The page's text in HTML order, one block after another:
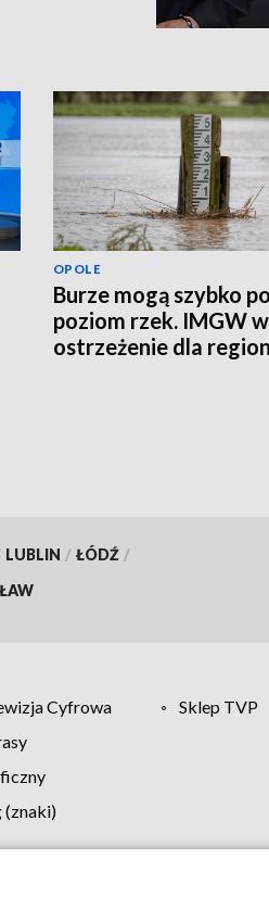
OPOLE
Burze mogą szybko
poziom rzek. IMGW
ostrzeżenie dla
LUBLIN / ŁÓDŹ /
Cyfrowa
Sklep TVP
(znaki)